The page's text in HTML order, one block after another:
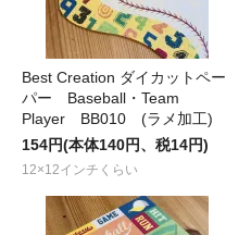
Best Creation ダイカットペー
パー Baseball・Team
Player BB010 (ラメ加工)
154円(本体140円、税14円)
12×12インチくらい